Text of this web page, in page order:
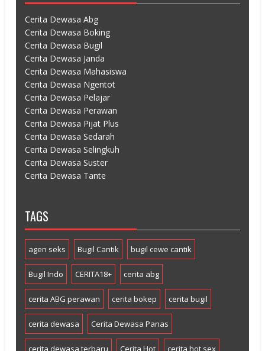
Cerita Dewasa Abg
Cerita Dewasa Boking
Cerita Dewasa Bugil
Cerita Dewasa Janda
Cerita Dewasa Mahasiswa
Cerita Dewasa Ngentot
Cerita Dewasa Pelajar
Cerita Dewasa Perawan
Cerita Dewasa Pijat Plus
Cerita Dewasa Sedarah
Cerita Dewasa Selingkuh
Cerita Dewasa Suster
Cerita Dewasa Tante
TAGS
agen seks Bugil Cantik bugil cewe cantik
Bugil Indo CERITA18+ cerita abg
cerita ABG perawan cerita bokep cerita bugil
cerita dewasa Cerita Dewasa Panas
cerita dewasa terbaru Cerita Hot cerita hot sex